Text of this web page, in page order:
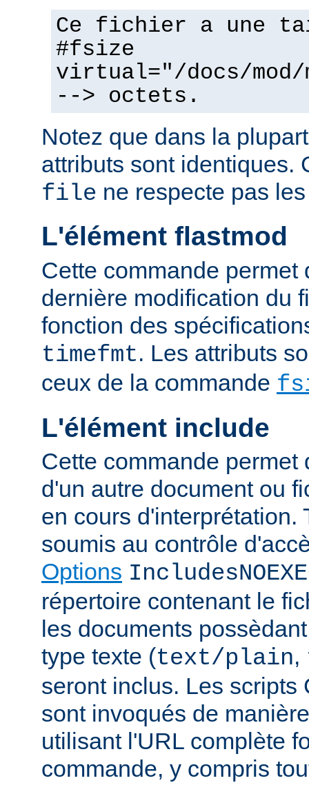
Ce fichier a une
#fsize
virtual="/docs/mod/
--> octets.
Notez que dans la
attributs sont identiques.
file ne respecte pas
L'élément flastmod
Cette commande permet
dernière modification du
fonction des
timefmt. Les attributs
ceux de la commande
L'élément include
Cette commande permet
d'un autre document ou
en cours d'interprétation.
soumis au contrôle
Options
répertoire contenant le
les documents
type texte (text/plain,
seront inclus. Les scripts
sont invoqués de
utilisant l'URL complète
commande, y compris